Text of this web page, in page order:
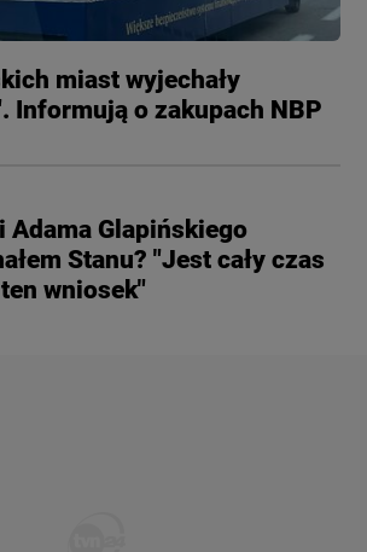
miast wyjechały
Informują o zakupach NBP
Adama Glapińskiego
Stanu? "Jest cały czas
wniosek"